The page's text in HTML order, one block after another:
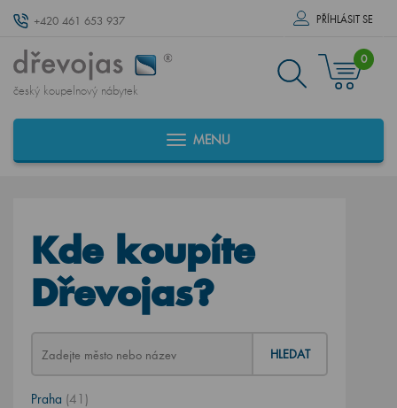
+420 461 653 937 PŘÍHLÁSIT SE
český koupelnový nábytek
0
MENU
Kde koupíte
Dřevojas?
HLEDAT
Praha (41)